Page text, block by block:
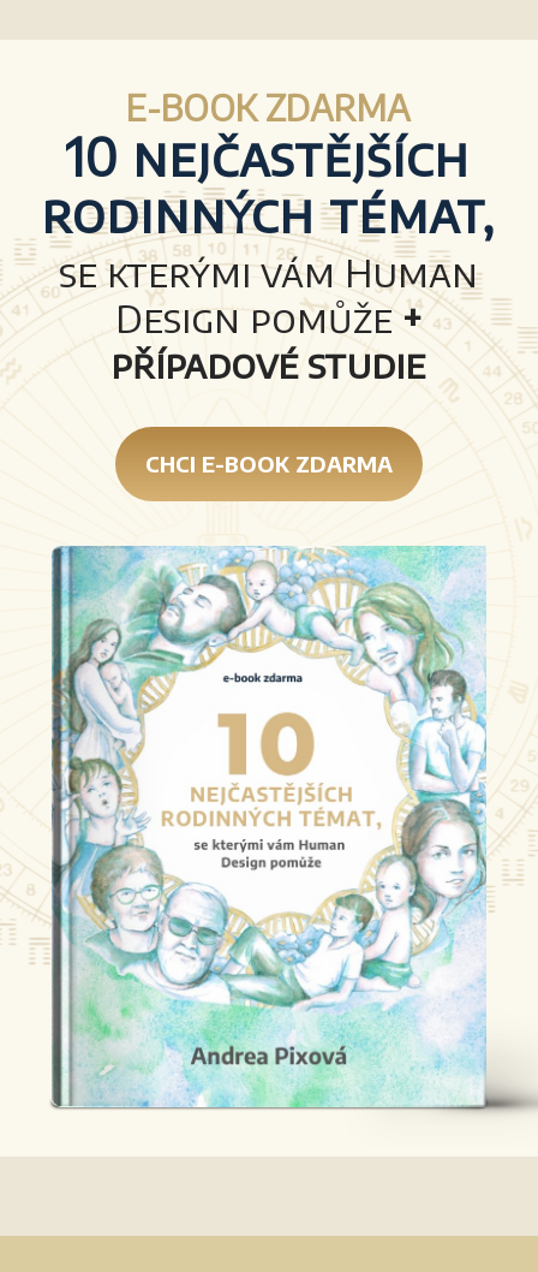
E-BOOK ZDARMA
10 nejčastějších
rodinných témat,
se kterými vám Human
Design pomůže+
případové studie
CHCI E-BOOK ZDARMA